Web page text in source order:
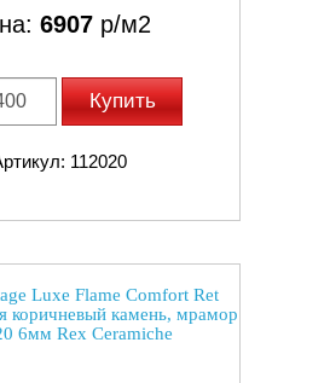
6907 р/м2
Купить
112020
Luxe Flame Comfort Ret
коричневый камень, мрамор
6мм Rex Ceramiche